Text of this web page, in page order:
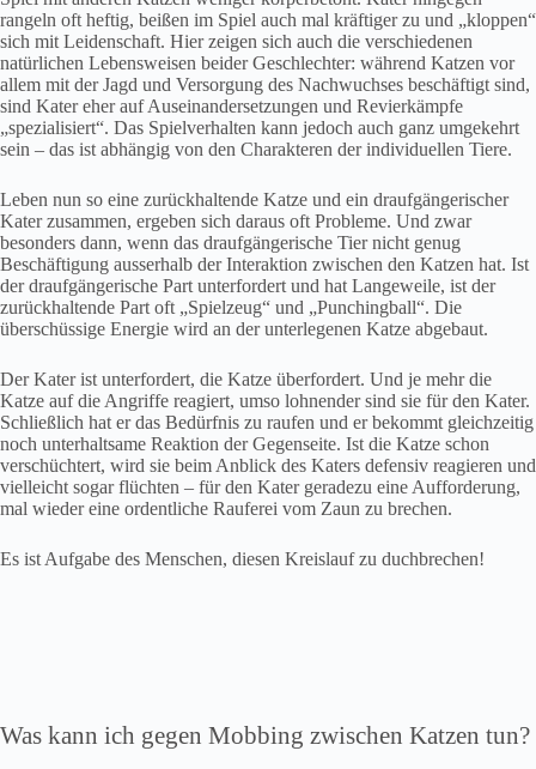
rangeln oft heftig, beißen im Spiel auch mal kräftiger zu und „kloppen“
sich mit Leidenschaft. Hier zeigen sich auch die verschiedenen
natürlichen Lebensweisen beider Geschlechter: während Katzen vor
allem mit der Jagd und Versorgung des Nachwuchses beschäftigt sind,
sind Kater eher auf Auseinandersetzungen und Revierkämpfe
„spezialisiert“. Das Spielverhalten kann jedoch auch ganz umgekehrt
sein – das ist abhängig von den Charakteren der individuellen Tiere.
Leben nun so eine zurückhaltende Katze und ein draufgängerischer
Kater zusammen, ergeben sich daraus oft Probleme. Und zwar
besonders dann, wenn das draufgängerische Tier nicht genug
Beschäftigung ausserhalb der Interaktion zwischen den Katzen hat. Ist
der draufgängerische Part unterfordert und hat Langeweile, ist der
zurückhaltende Part oft „Spielzeug“ und „Punchingball“. Die
überschüssige Energie wird an der unterlegenen Katze abgebaut.
Der Kater ist unterfordert, die Katze überfordert. Und je mehr die
Katze auf die Angriffe reagiert, umso lohnender sind sie für den Kater.
Schließlich hat er das Bedürfnis zu raufen und er bekommt gleichzeitig
noch unterhaltsame Reaktion der Gegenseite. Ist die Katze schon
verschüchtert, wird sie beim Anblick des Katers defensiv reagieren und
vielleicht sogar flüchten – für den Kater geradezu eine Aufforderung,
mal wieder eine ordentliche Rauferei vom Zaun zu brechen.
Es ist Aufgabe des Menschen, diesen Kreislauf zu duchbrechen!
Was kann ich gegen Mobbing zwischen Katzen tun?